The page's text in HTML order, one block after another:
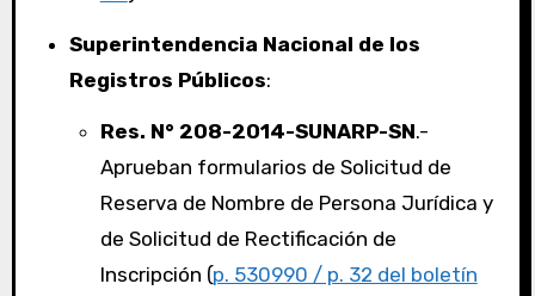
Superintendencia Nacional de los
Registros Públicos:
Res. N° 208-2014-SUNARP-SN.-
Aprueban formularios de Solicitud de
Reserva de Nombre de Persona Jurídica y
de Solicitud de Rectificación de
Inscripción (p. 530990 / p. 32 del boletín